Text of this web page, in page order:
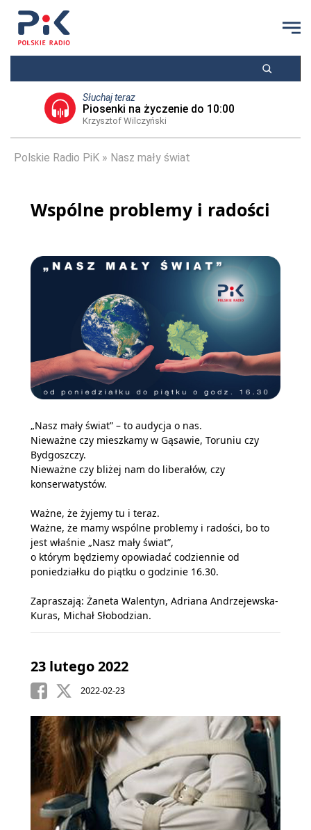
Słuchaj teraz
Piosenki na życzenie do 10:00
Krzysztof Wilczyński
Polskie Radio PiK Nasz mały świat
Wspólne problemy i radości
„Nasz mały świat” – to audycja o nas.
Nieważne czy mieszkamy w Gąsawie, Toruniu czy
Bydgoszczy.
Nieważne czy bliżej nam do liberałów, czy
konserwatystów.
Ważne, że żyjemy tu i teraz.
Ważne, że mamy wspólne problemy i radości, bo to
jest właśnie „Nasz mały świat”,
o którym będziemy opowiadać codziennie od
poniedziałku do piątku o godzinie 16.30.
Zapraszają: Żaneta Walentyn, Adriana Andrzejewska-
Kuras, Michał Słobodzian.
23 lutego 2022
2022-02-23